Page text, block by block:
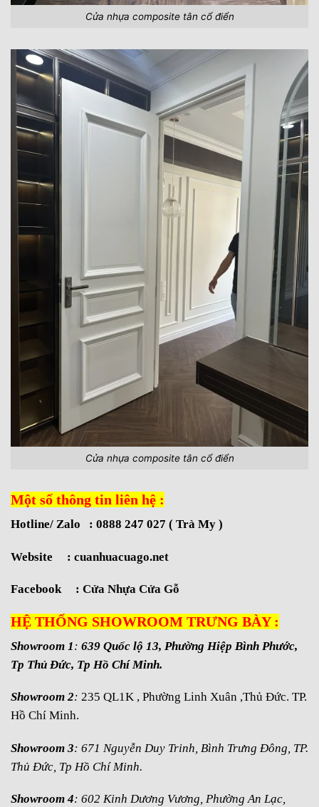
Cửa nhựa composite tân cổ điển
Cửa nhựa composite tân cổ điển
Một số thông tin liên hệ :
Hotline/ Zalo : 0888 247 027 ( Trà My )
Website : cuanhuacuago.net
Facebook : Cửa Nhựa Cửa Gỗ
HỆ THỐNG SHOWROOM TRƯNG BÀY :
Showroom 1: 639 Quốc lộ 13, Phường Hiệp Bình Phước,
Tp Thủ Đức, Tp Hồ Chí Minh.
Showroom 2: 235 QL1K , Phường Linh Xuân ,Thủ Đức. TP.
Hồ Chí Minh.
Showroom 3: 671 Nguyễn Duy Trinh, Bình Trưng Đông, TP.
Thủ Đức, Tp Hồ Chí Minh.
Showroom 4: 602 Kinh Dương Vương, Phường An Lạc,